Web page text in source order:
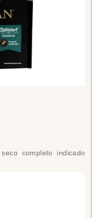
completo indicado